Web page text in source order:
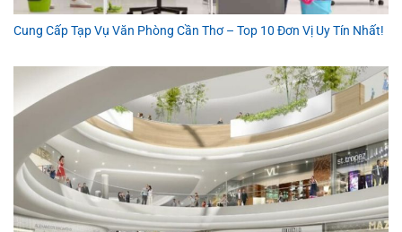
Cung Cấp Tạp Vụ Văn Phòng Cần Thơ – Top 10 Đơn Vị Uy Tín Nhất!